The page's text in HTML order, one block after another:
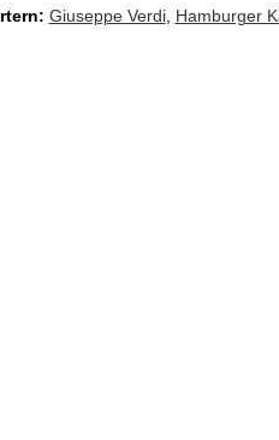
Giuseppe Verdi, Hamburger